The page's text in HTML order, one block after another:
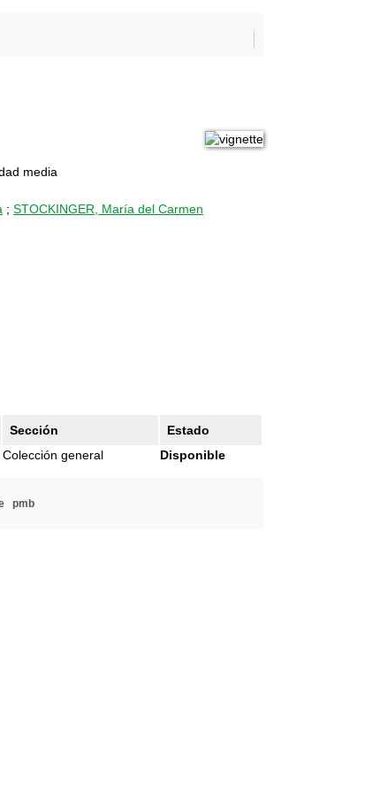
media
; STOCKINGER, María del Carmen
Sección
Estado
Colección general Disponible
pmb